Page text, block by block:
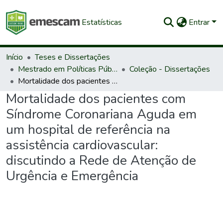
Estatísticas Entrar
Início
Teses e Dissertações
Mestrado em Políticas Públicas e Desenvolvimento Local
Coleção - Dissertações
Mortalidade dos pacientes com Síndrome Coronariana Aguda em um hospital de referência na assistência cardiovascular: discutindo a Rede de Atenção de Urgência e Emergência
Mortalidade dos pacientes com
Síndrome Coronariana Aguda em
um hospital de referência na
assistência cardiovascular:
discutindo a Rede de Atenção de
Urgência e Emergência